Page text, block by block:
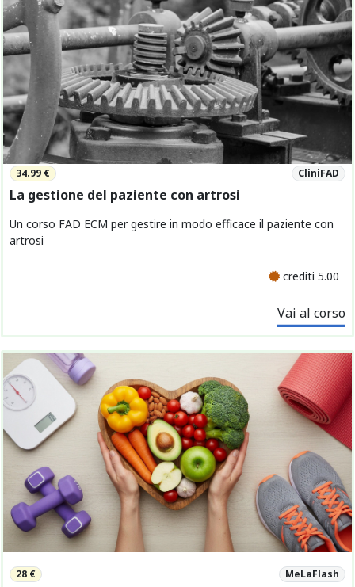
34.99 € CliniFAD
La gestione del paziente con artrosi
Un corso FAD ECM per gestire in modo efficace il paziente con
artrosi
crediti 5.00
Vai al corso
28 € MeLaFlash